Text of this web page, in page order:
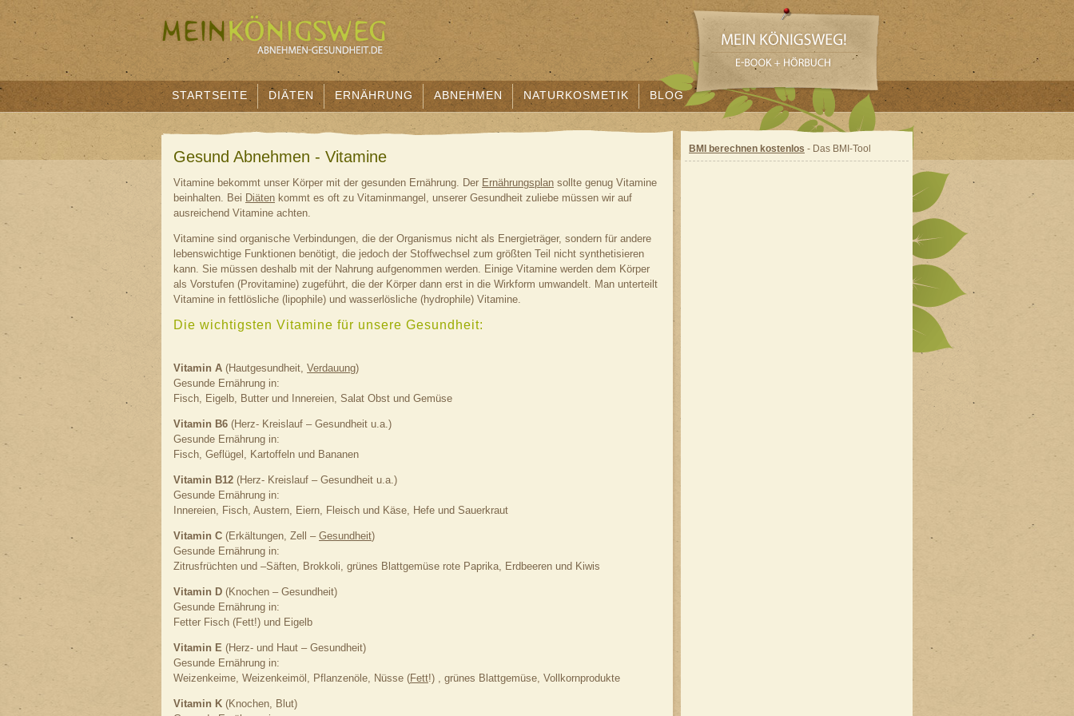
STARTSEITE DIÄTEN ERNÄHRUNG ABNEHMEN NATURKOSMETIK BLOG
Gesund Abnehmen - Vitamine
Vitamine bekommt unser Körper mit der gesunden Ernährung. Der Ernährungsplan sollte genug Vitamine
beinhalten. Bei Diäten kommt es oft zu Vitaminmangel, unserer Gesundheit zuliebe müssen wir auf
ausreichend Vitamine achten.
Vitamine sind organische Verbindungen, die der Organismus nicht als Energieträger, sondern für andere
lebenswichtige Funktionen benötigt, die jedoch der Stoffwechsel zum größten Teil nicht synthetisieren
kann. Sie müssen deshalb mit der Nahrung aufgenommen werden. Einige Vitamine werden dem Körper
als Vorstufen (Provitamine) zugeführt, die der Körper dann erst in die Wirkform umwandelt. Man unterteilt
Vitamine in fettlösliche (lipophile) und wasserlösliche (hydrophile) Vitamine.
Die wichtigsten Vitamine für unsere Gesundheit:
Vitamin A (Hautgesundheit, Verdauung)
Gesunde Ernährung in:
Fisch, Eigelb, Butter und Innereien, Salat Obst und Gemüse
Vitamin B6 (Herz- Kreislauf – Gesundheit u.a.)
Gesunde Ernährung in:
Fisch, Geflügel, Kartoffeln und Bananen
Vitamin B12 (Herz- Kreislauf – Gesundheit u.a.)
Gesunde Ernährung in:
Innereien, Fisch, Austern, Eiern, Fleisch und Käse, Hefe und Sauerkraut
Vitamin C (Erkältungen, Zell – Gesundheit)
Gesunde Ernährung in:
Zitrusfrüchten und –Säften, Brokkoli, grünes Blattgemüse rote Paprika, Erdbeeren und Kiwis
Vitamin D (Knochen – Gesundheit)
Gesunde Ernährung in:
Fetter Fisch (Fett!) und Eigelb
Vitamin E (Herz- und Haut – Gesundheit)
Gesunde Ernährung in:
Weizenkeime, Weizenkeimöl, Pflanzenöle, Nüsse (Fett!) , grünes Blattgemüse, Vollkornprodukte
Vitamin K (Knochen, Blut)
BMI berechnen kostenlos - Das BMI-Tool